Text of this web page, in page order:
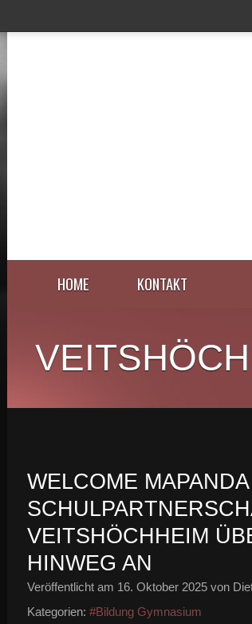
HOME KONTAKT
WELCOME
VEITSHÖCHHEIM
HINWEG AN
Veröffentlicht am 16. Oktober 2025 von
Kategorien: #Bildung Gymnasium